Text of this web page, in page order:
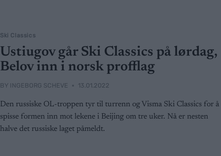
Ski Classics
Ustiugov går Ski Classics på lørdag,
Belov inn i norsk profflag
BY INGEBORG SCHEVE 13.01.2022
Den russiske OL-troppen tyr til turrenn og Visma Ski Classics for å
spisse formen inn mot lekene i Beijing om tre uker. Nå er nesten
halve det russiske laget påmeldt.